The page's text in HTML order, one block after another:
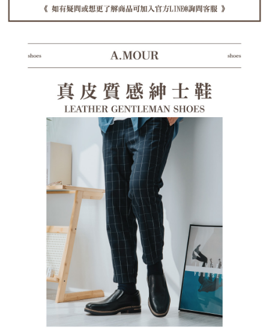
後付繳納相關費用。
【注意事項】
１．透過由恩沛科技股份有限公司提供之「AFTEE先享後付」服務完成之交
易，需依本服務之必要範圍內提供個人資料，並將交易相關給付款項請求債
權轉讓予恩沛科技股份有限公司。
https://aftee.tw/terms/#terms3
３．未成年的使用者請事先徵得法定代理人或監護人之同意方可使用
「AFTEE先享後付」，若未經同意申辦者引起之損失，本公司不負相關責
４．使用「AFTEE先享後付」時，將依據個別帳號之用戶狀況，依本公司即
時審查核予不同之上限額度；若仍有額度不足之情形，本公司將視審查結果
請求用戶進行身份認證。
５．嚴禁一人註冊多個帳號或使用他人資訊註冊。若發現惡意使用之情形，
恩沛科技股份有限公司將有權停止該用戶之使用額度並採取法律行動。
郵局(離島專用)
每筆NT$125，滿NT$1,380(含以上)免運費
海外宅配（貨到付運費）